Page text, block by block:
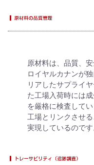
原材料は、品質、
ロイヤルカナンが
リアしたサプライ
た工場入荷時には
を厳格に検査して
工場とリンクさせ
実現しているのです